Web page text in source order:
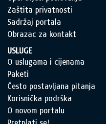
Zaštita privatnosti
Sadržaj portala
Obrazac za kontakt
USLUGE
O uslugama i cijenama
Paketi
Često postavljana pitanja
Korisnička podrška
O novom portalu